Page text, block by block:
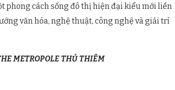
phong cách sống đô thị hiện đại kiểu mới liền
văn hóa, nghệ thuật, công nghệ và giải trí
METROPOLE THỦ THIÊM